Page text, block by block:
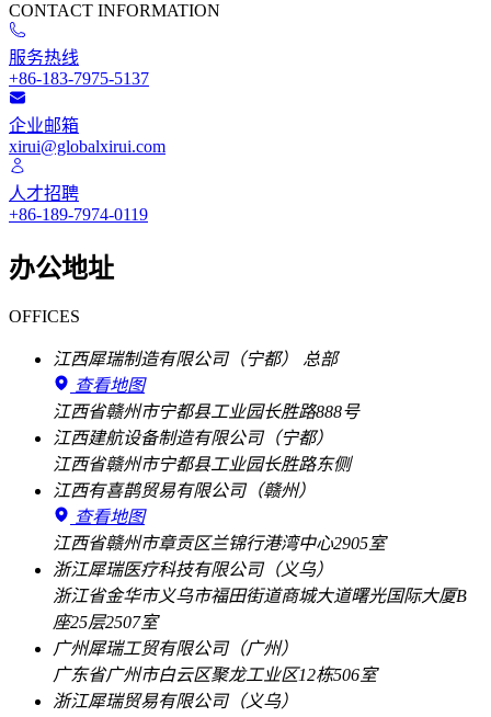
CONTACT INFORMATION
服务热线
+86-183-7975-5137
企业邮箱
xirui@globalxirui.com
人才招聘
+86-189-7974-0119
办公地址
OFFICES
江西犀瑞制造有限公司（宁都） 总部
查看地图
江西省赣州市宁都县工业园长胜路888号
江西建航设备制造有限公司（宁都）
江西省赣州市宁都县工业园长胜路东侧
江西有喜鹊贸易有限公司（赣州）
查看地图
江西省赣州市章贡区兰锦行港湾中心2905室
浙江犀瑞医疗科技有限公司（义乌）
浙江省金华市义乌市福田街道商城大道曙光国际大厦B
座25层2507室
广州犀瑞工贸有限公司（广州）
广东省广州市白云区聚龙工业区12栋506室
浙江犀瑞贸易有限公司（义乌）